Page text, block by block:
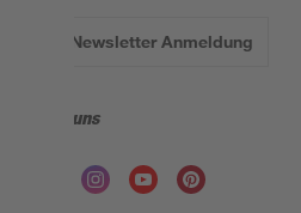
Zur Newsletter Anmeldung
Folge uns